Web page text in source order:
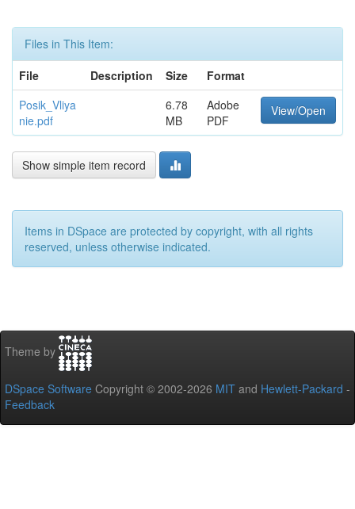
Files in This Item:
File
Description Size
Format
Posik_Vliya
nie.pdf
6.78
MB
Adobe
PDF
View/Open
Show simple item record
Items in DSpace are protected by copyright, with all rights
reserved, unless otherwise indicated.
Theme by
DSpace Software Copyright © 2002-2026 MIT and Hewlett-Packard -
Feedback